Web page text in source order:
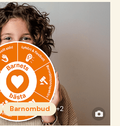
Barnombud +2